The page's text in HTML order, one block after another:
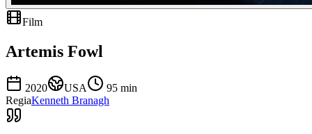
Film
Artemis Fowl
2020 USA 95 min
RegiaKenneth Branagh